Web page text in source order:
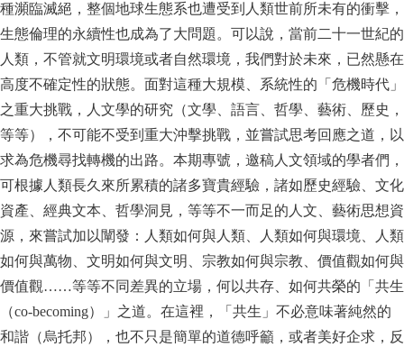
種瀕臨滅絕，整個地球生態系也遭受到人類世前所未有的衝擊，
生態倫理的永續性也成為了大問題。可以說，當前二十一世紀的
人類，不管就文明環境或者自然環境，我們對於未來，已然懸在
高度不確定性的狀態。面對這種大規模、系統性的「危機時代」
之重大挑戰，人文學的研究（文學、語言、哲學、藝術、歷史，
等等），不可能不受到重大沖擊挑戰，並嘗試思考回應之道，以
求為危機尋找轉機的出路。本期專號，邀稿人文領域的學者們，
可根據人類長久來所累積的諸多寶貴經驗，諸如歷史經驗、文化
資產、經典文本、哲學洞見，等等不一而足的人文、藝術思想資
源，來嘗試加以闡發：人類如何與人類、人類如何與環境、人類
如何與萬物、文明如何與文明、宗教如何與宗教、價值觀如何與
價值觀……等等不同差異的立場，何以共存、如何共榮的「共生
（co-becoming）」之道。在這裡，「共生」不必意味著純然的
和諧（烏托邦），也不只是簡單的道德呼籲，或者美好企求，反